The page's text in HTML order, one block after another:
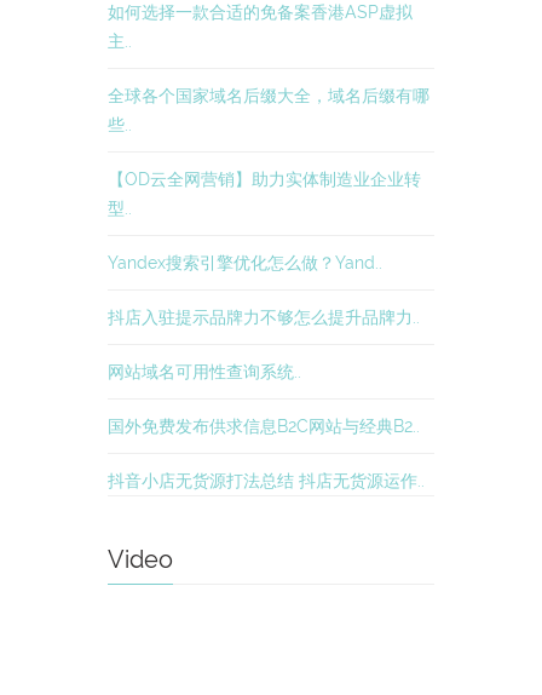
如何选择一款合适的免备案香港ASP虚拟
主..
全球各个国家域名后缀大全，域名后缀有哪
些..
【OD云全网营销】助力实体制造业企业转
型..
Yandex搜索引擎优化怎么做？Yand..
抖店入驻提示品牌力不够怎么提升品牌力..
网站域名可用性查询系统..
国外免费发布供求信息B2C网站与经典B2..
抖音小店无货源打法总结 抖店无货源运作..
Video